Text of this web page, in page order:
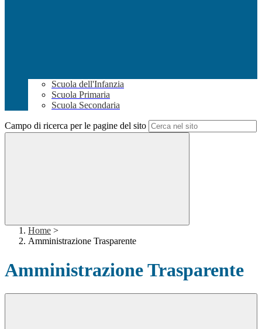
Scuola dell'Infanzia
Scuola Primaria
Scuola Secondaria
Campo di ricerca per le pagine del sito
Home >
Amministrazione Trasparente
Amministrazione Trasparente